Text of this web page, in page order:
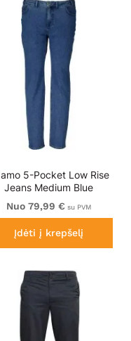
5-Pocket Low Rise
Jeans Medium Blue
Nuo 79,99 € su PVM
Įdėti į krepšelį